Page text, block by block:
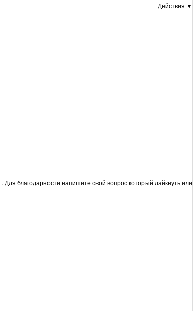
Действия ▼
. Для благодарности напишите свой вопрос который лайкнуть или